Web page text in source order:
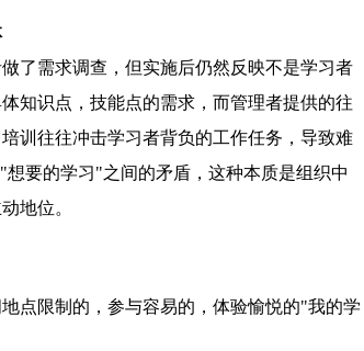
了需求调查，但实施后仍然反映不是学习者
知识点，技能点的需求，而管理者提供的往
训往往冲击学习者背负的工作任务，导致难
要的学习"之间的矛盾，这种本质是组织中
地位。
点限制的，参与容易的，体验愉悦的"我的学